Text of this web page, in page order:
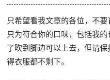
只希望看我文章的各位，不
只为符合你的口味，包括我
了吹到脚边可以上去，但请
得衣服都不剩下。